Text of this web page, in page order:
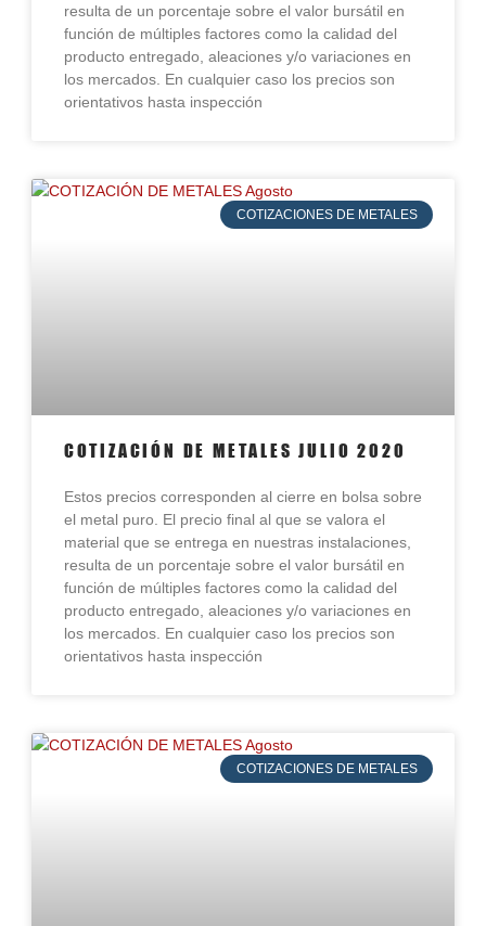
resulta de un porcentaje sobre el valor bursátil en
función de múltiples factores como la calidad del
producto entregado, aleaciones y/o variaciones en
los mercados. En cualquier caso los precios son
orientativos hasta inspección
COTIZACIONES DE METALES
COTIZACIÓN DE METALES JULIO 2020
Estos precios corresponden al cierre en bolsa sobre
el metal puro. El precio final al que se valora el
material que se entrega en nuestras instalaciones,
resulta de un porcentaje sobre el valor bursátil en
función de múltiples factores como la calidad del
producto entregado, aleaciones y/o variaciones en
los mercados. En cualquier caso los precios son
orientativos hasta inspección
COTIZACIONES DE METALES